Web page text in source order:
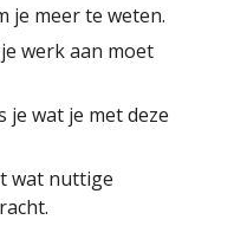
je meer te weten.
werk aan moet
je wat je met deze
wat nuttige